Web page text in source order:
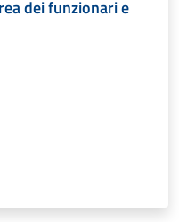
dei funzionari e